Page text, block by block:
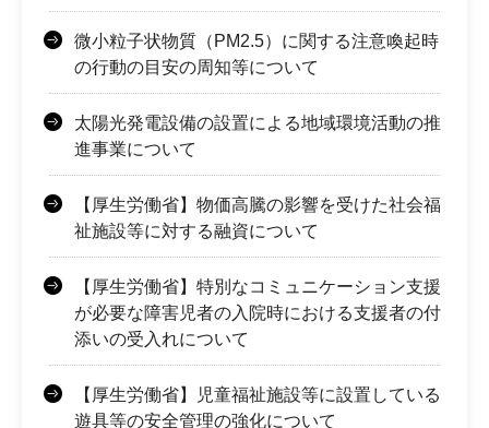
微小粒子状物質（PM2.5）に関する注意喚起時
の行動の目安の周知等について
太陽光発電設備の設置による地域環境活動の推
進事業について
【厚生労働省】物価高騰の影響を受けた社会福
祉施設等に対する融資について
【厚生労働省】特別なコミュニケーション支援
が必要な障害児者の入院時における支援者の付
添いの受入れについて
【厚生労働省】児童福祉施設等に設置している
遊具等の安全管理の強化について